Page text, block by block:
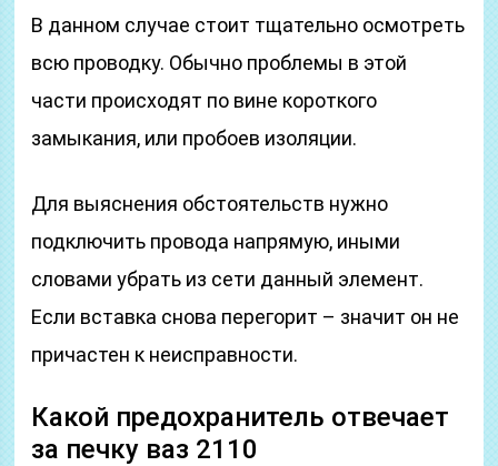
В данном случае стоит тщательно осмотреть
всю проводку. Обычно проблемы в этой
части происходят по вине короткого
замыкания, или пробоев изоляции.
Для выяснения обстоятельств нужно
подключить провода напрямую, иными
словами убрать из сети данный элемент.
Если вставка снова перегорит – значит он не
причастен к неисправности.
Какой предохранитель отвечает
за печку ваз 2110